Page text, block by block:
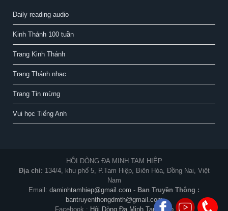
Daily reading audio
Kinh Thánh 100 tuần
Trang Kinh Thánh
Trang Thánh nhạc
Trang Tin mừng
Vui học Tiếng Anh
HỘI DÒNG ĐA MINH TAM HIỆP
Địa chỉ: 134/4, khu phố 5, P.Tam Hiệp, Biên Hòa, Đồng Nai, Việt
Nam
Email: daminhtamhiep@gmail.com - Ban Truyền Thông :
bantruyenthongdmth@gmail.com
Facebook : Hội Dòng Đa Minh Tam Hiệp